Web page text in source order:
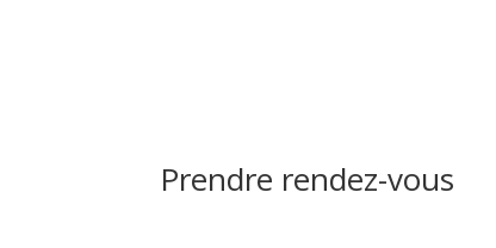
Prendre rendez-vous